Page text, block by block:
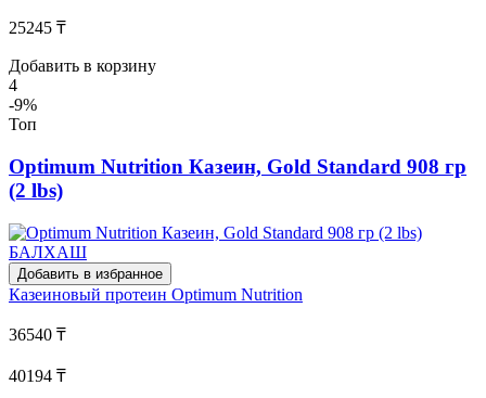
25245 ₸
Добавить в корзину
4
-9%
Топ
Optimum Nutrition Казеин, Gold Standard 908 гр
(2 lbs)
Добавить в избранное
Казеиновый протеин Optimum Nutrition
36540 ₸
40194 ₸